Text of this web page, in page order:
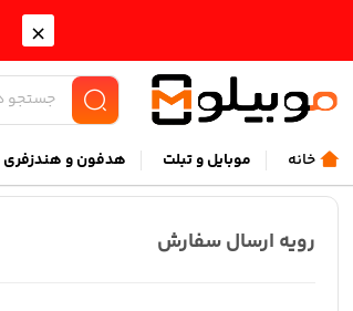
خانه موبايل و تبلت هدفون و هندزفری
رویه ارسال سفارش